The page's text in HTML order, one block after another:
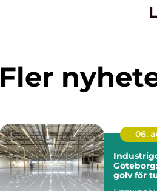
Fler
06.
golv för